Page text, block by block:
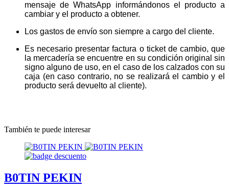
mensaje de WhatsApp informándonos el producto a
cambiar y el producto a obtener.
Los gastos de envío son siempre a cargo del cliente.
Es necesario presentar factura o ticket de cambio, que
la mercadería se encuentre en su condición original sin
signo alguno de uso, en el caso de los calzados con su
caja (en caso contrario, no se realizará el cambio y el
producto será devuelto al cliente).
También te puede interesar
B0TIN PEKIN